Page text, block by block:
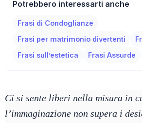
Potrebbero interessarti anche
Frasi di Condoglianze
Frasi per matrimonio divertenti
Frasi sull’estetica
Frasi Assurde
Ci si sente liberi nella misura in
l’immaginazione non supera i